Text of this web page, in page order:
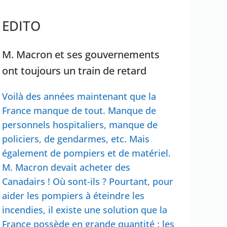
EDITO
M. Macron et ses gouvernements
ont toujours un train de retard
Voilà des années maintenant que la
France manque de tout. Manque de
personnels hospitaliers, manque de
policiers, de gendarmes, etc. Mais
également de pompiers et de matériel.
M. Macron devait acheter des
Canadairs ! Où sont-ils ? Pourtant, pour
aider les pompiers à éteindre les
incendies, il existe une solution que la
France possède en grande quantité : les